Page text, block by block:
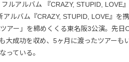
ルアルバム 『CRAZY, STUPID, LOVE
アルバム『CRAZY, STUPID, LOVE』を
アー」を締めくくる東名阪3公演。先日
大成功を収め、5ヶ月に渡ったツアーも
っている。